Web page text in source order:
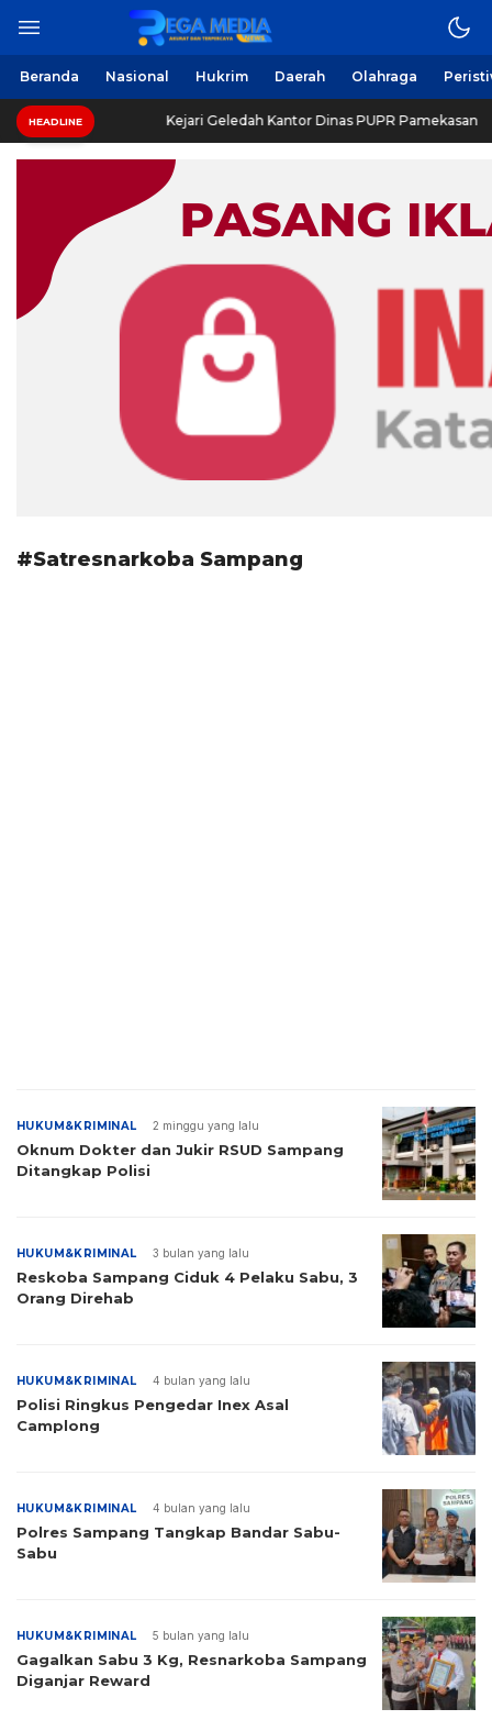
Regamedianews.com
Berita Harian Online
Beranda Nasional Hukrim Daerah Olahraga
HEADLINE Kejari Geledah Kantor Dinas PUPR Pamekasan
#Satresnarkoba Sampang
HUKUM&KRIMINAL 2 minggu yang lalu
Oknum Dokter dan Jukir RSUD Sampang
Ditangkap Polisi
HUKUM&KRIMINAL 3 bulan yang lalu
Reskoba Sampang Ciduk 4 Pelaku Sabu, 3
Orang Direhab
HUKUM&KRIMINAL 4 bulan yang lalu
Polisi Ringkus Pengedar Inex Asal
Camplong
HUKUM&KRIMINAL 4 bulan yang lalu
Polres Sampang Tangkap Bandar Sabu-
Sabu
HUKUM&KRIMINAL 5 bulan yang lalu
Gagalkan Sabu 3 Kg, Resnarkoba Sampang
Diganjar Reward